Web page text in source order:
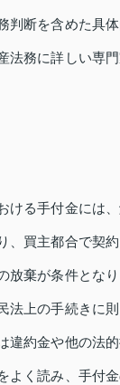
判断を含めた具
法務に詳しい専
ける手付金には
、買主都合で契
放棄が条件とな
法上の手続きに
違約金や他の法
よく読み、手付